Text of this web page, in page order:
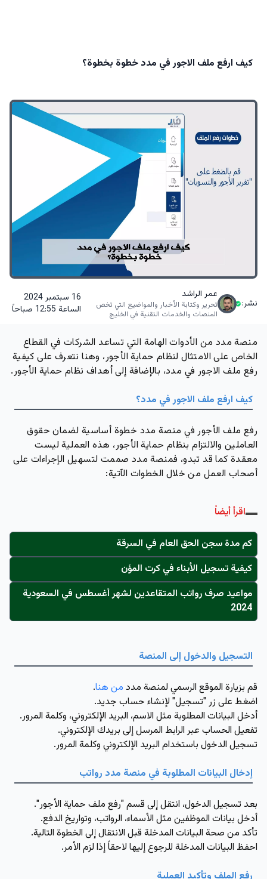
كيف ارفع ملف الاجور في مدد خطوة بخطوة؟
نشر:
عمر الراشد
تحرير وكتابة الأخبار والمواضيع التي تخص
المنصات والخدمات التقنية في الخليج
16 سبتمبر 2024
الساعة 12:55 صباحاً
منصة مدد من الأدوات الهامة التي تساعد الشركات في القطاع
الخاص على الامتثال لنظام حماية الأجور، وهنا نتعرف على كيفية
رفع ملف الاجور في مدد، بالإضافة إلى أهداف نظام حماية الأجور.
كيف ارفع ملف الاجور في مدد؟
رفع ملف الأجور في منصة مدد خطوة أساسية لضمان حقوق
العاملين والالتزام بنظام حماية الأجور، هذه العملية ليست
معقدة كما قد تبدو، فمنصة مدد صممت لتسهيل الإجراءات على
أصحاب العمل من خلال الخطوات الآتية:
اقرأ أيضاً
كم مدة سجن الحق العام في السرقة
كيفية تسجيل الأبناء في كرت المؤن
مواعيد صرف رواتب المتقاعدين لشهر أغسطس في السعودية
2024
التسجيل والدخول إلى المنصة
قم بزيارة الموقع الرسمي لمنصة مدد من هنا.
اضغط على زر "تسجيل" لإنشاء حساب جديد.
أدخل البيانات المطلوبة مثل الاسم، البريد الإلكتروني، وكلمة المرور.
تفعيل الحساب عبر الرابط المرسل إلى بريدك الإلكتروني.
تسجيل الدخول باستخدام البريد الإلكتروني وكلمة المرور.
إدخال البيانات المطلوبة في منصة مدد رواتب
بعد تسجيل الدخول، انتقل إلى قسم "رفع ملف حماية الأجور".
أدخل بيانات الموظفين مثل الأسماء، الرواتب، وتواريخ الدفع.
تأكد من صحة البيانات المدخلة قبل الانتقال إلى الخطوة التالية.
احفظ البيانات المدخلة للرجوع إليها لاحقاً إذا لزم الأمر.